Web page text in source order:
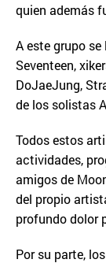
quien además
A este grupo
Seventeen,
DoJaeJung,
de los solistas
Todos estos
actividades,
amigos de
del propio
profundo dolor
Por su parte,